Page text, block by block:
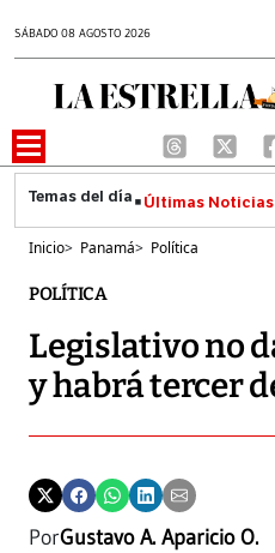
SÁBADO 08 AGOSTO 2026
Últimas Noticias
Inicio> Panamá> Política
POLÍTICA
Legislativo no
y habrá tercer
PorGustavo A. Aparicio O.